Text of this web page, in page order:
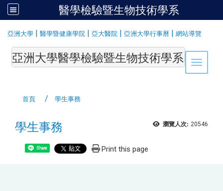
醫學檢驗暨生物技術學系
亞洲大學 | 醫學暨健康學院 | 亞大醫院 | 亞洲大學行事曆 | 網站導覽
Toggle
亞洲大學醫學檢驗暨生物技術學系
首頁 學生事務
瀏覽人次: 20546
學生事務
Share Print this page